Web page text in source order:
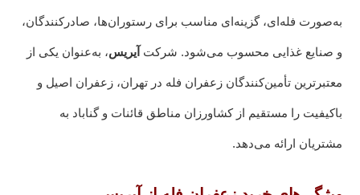
به‌صورت فله‌ای، گزینه‌ای مناسب برای رستوران‌ها، صادرکنندگان،
و صنایع غذایی محسوب می‌شود. شرکت آیریس، به‌عنوان یکی از
معتبرترین تأمین‌کنندگان زعفران فله در تهران، زعفران اصیل و
باکیفیت را مستقیم از کشاورزان مناطق قائنات و گناباد به
مشتریان ارائه می‌دهد.